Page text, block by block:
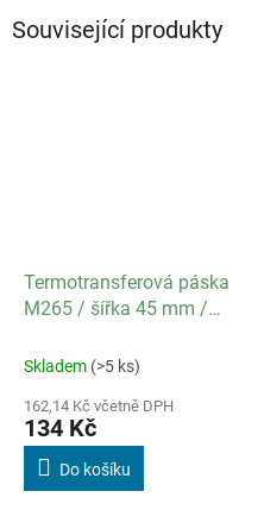
Související produkty
Termotransferová páska
M265 / šířka 45 mm /
Skladem (>5 ks)
162,14 Kč včetně DPH
134 Kč
Do košíku